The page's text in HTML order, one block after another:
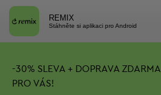
REMIX
Stáhněte si aplikaci pro Android
-30% SLEVA + DOPRAVA ZDARMA
PRO VÁS!